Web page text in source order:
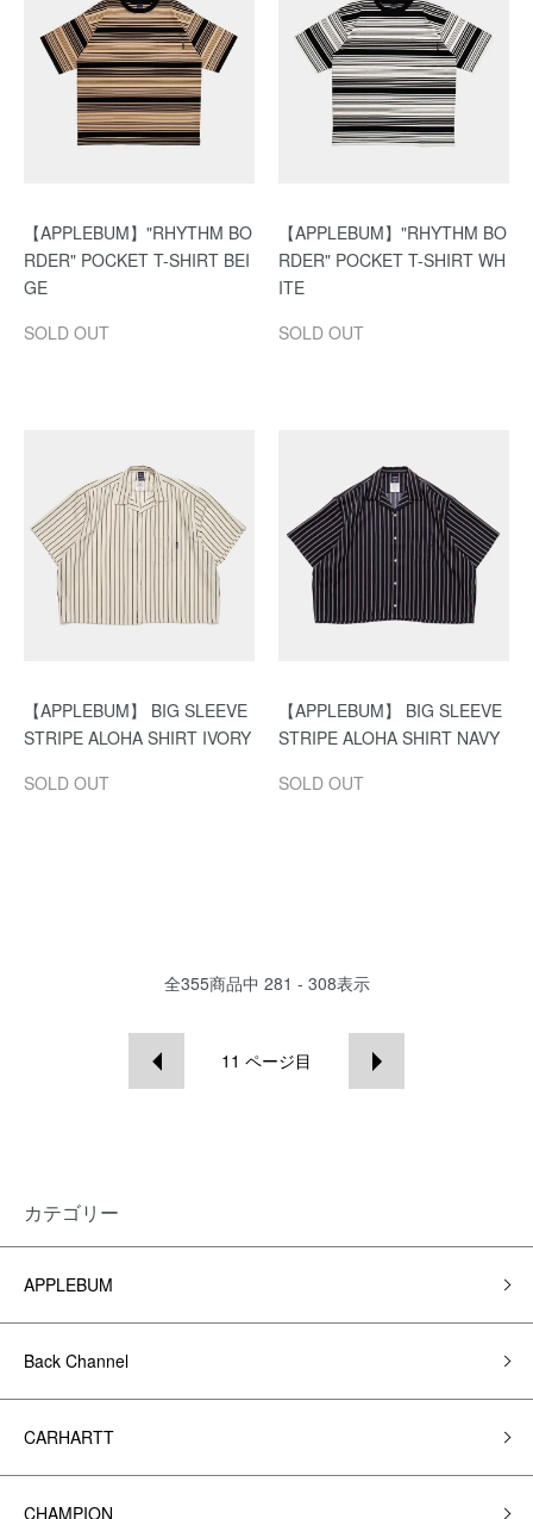
【APPLEBUM】"RHYTHM BO
RDER" POCKET T-SHIRT BEI
GE
SOLD OUT
【APPLEBUM】"RHYTHM BO
RDER" POCKET T-SHIRT WH
ITE
SOLD OUT
【APPLEBUM】 BIG SLEEVE
STRIPE ALOHA SHIRT IVORY
SOLD OUT
【APPLEBUM】 BIG SLEEVE
STRIPE ALOHA SHIRT NAVY
SOLD OUT
全355商品中 281 - 308表示
11 ページ目
カテゴリー
APPLEBUM
Back Channel
CARHARTT
CHAMPION